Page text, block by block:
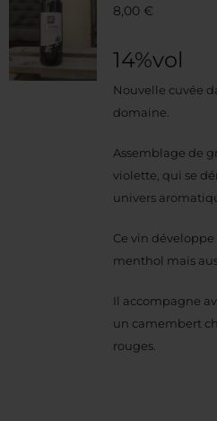
8,00 €
14%vol
Nouvelle cuvée
domaine.
Assemblage de
violette, qui se
univers
Ce vin développe
menthol mais
Il accompagne
un camembert
rouges.